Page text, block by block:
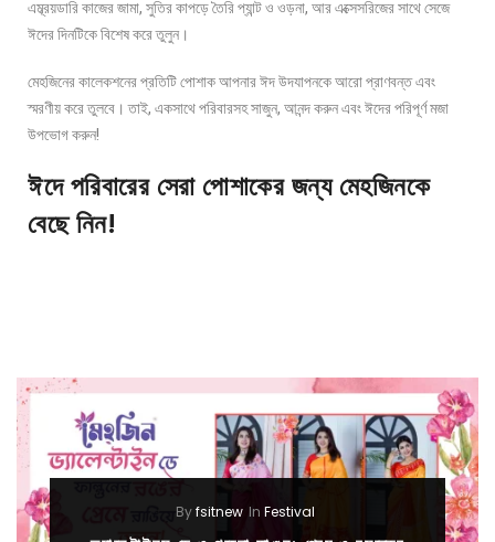
এম্ব্রয়ডারি কাজের জামা, সুতির কাপড়ে তৈরি প্যান্ট ও ওড়না, আর এক্সেসরিজের সাথে সেজে
ঈদের দিনটিকে বিশেষ করে তুলুন।
মেহজিনের কালেকশনের প্রতিটি পোশাক আপনার ঈদ উদযাপনকে আরো প্রাণবন্ত এবং
স্মরণীয় করে তুলবে। তাই, একসাথে পরিবারসহ সাজুন, আনন্দ করুন এবং ঈদের পরিপূর্ণ মজা
উপভোগ করুন!
ঈদে পরিবারের সেরা পোশাকের জন্য মেহজিনকে
বেছে নিন!
Byfsitnew In Festival